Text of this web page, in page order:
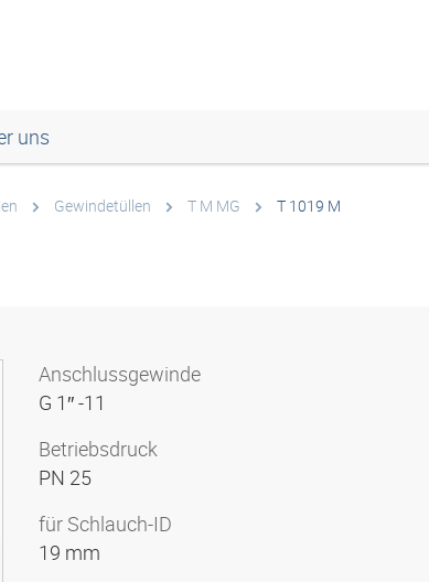
uns
Gewindetüllen T M MG T 1019 M
Anschlussgewinde
G 1″ -11
Betriebsdruck
PN 25
für Schlauch-ID
19 mm